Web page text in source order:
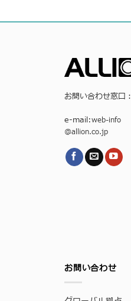
お問い合わせ窓口：
e-mail:web-info
@allion.co.jp
お問い合わせ